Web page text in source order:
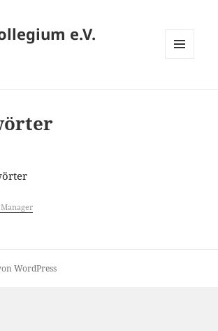
e.V.
WordPress